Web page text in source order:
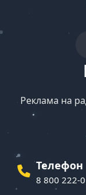
Реклама на
Телефон
8 800 222-